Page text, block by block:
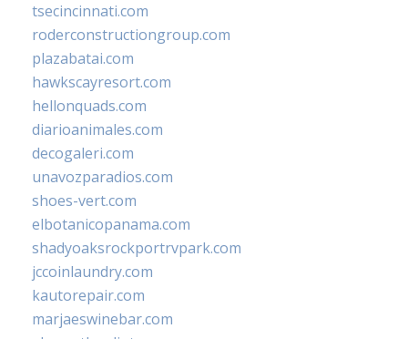
tsecincinnati.com
roderconstructiongroup.com
plazabatai.com
hawkscayresort.com
hellonquads.com
diarioanimales.com
decogaleri.com
unavozparadios.com
shoes-vert.com
elbotanicopanama.com
shadyoaksrockportrvpark.com
jccoinlaundry.com
kautorepair.com
marjaeswinebar.com